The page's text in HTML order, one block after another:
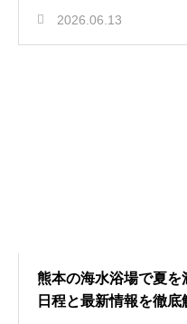
2026.06.13
熊本の海水浴場で夏
日程と最新情報を徹底